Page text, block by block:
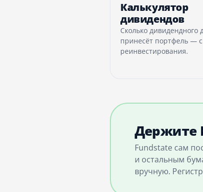
Калькулятор
дивидендов
Сколько дивидендного
принесёт портфель —
реинвестирования.
Держите
Fundstate сам
и остальным
вручную.